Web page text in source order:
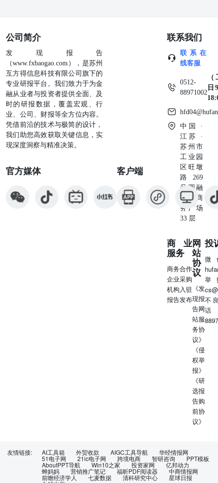
公司简介
发现报告
（www.fxbaogao.com），是苏州
互方得信息科技有限公司旗下的
专业研报平台。我们致力于为金
融从业者与投资者提供全面、及
时的研报数据，覆盖宏观、行
业、公司、财报等全方位内容。
凭借前沿的技术与极简的设计，
我们助您高效获取关键信息，实
现深度洞察与精准决策。
官方媒体 客户端
联系我们
联系在
线客服
0512-
88971002
日
中国 ·
江苏 ·
苏州市
工业园
区旺墩
路269
号圆融
星座商
务广场
33 层
商业
服务
商务合作
企业采购
机构入驻
报告发布
网
站
协
议
《发
现报
告网
站服
务协
议》
《侵
权举
报》
《研
选报
告购
前协
议》
投
微
举
不
友情链接: AI工具箱 外贸收款 AIGC工具导航 华经情报网
51电子网 21ic电子网 跨境电商 智研咨询 PPT模板
AboutPPT导航 Win10之家 投资家网 亿邦动力
蝉妈妈 营销推广笔记 福昕PDF阅读器 中商情报网
前瞻经济学人 七麦数据 清科研究中心 星球日报